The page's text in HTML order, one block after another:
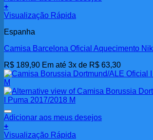
+
Visualização Rápida
Espanha
Camisa Barcelona Oficial Aquecimento
R$ 189,90 Em até 3x de R$ 63,30
Adicionar aos meus desejos
+
Visualização Rápida